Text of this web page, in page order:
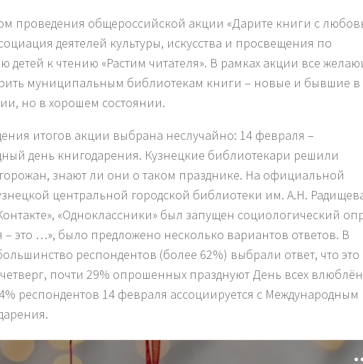
проведения общероссийской акции «Дарите книги с
деятелей культуры, искусства и просвещения по
детей к чтению «Растим читателя». В рамках акции все
муниципальным библиотекам книги – новые и бывшие в
но в хорошем состоянии.
итогов акции выбрана неслучайно: 14 февраля –
день книгодарения. Кузнецкие библиотекари решили
знают ли они о таком празднике. На официальной
центральной городской библиотеки им. А.Н.
«Одноклассники» был запущен социологический
– это …», было предложено несколько вариантов ответов. В
респондентов (более 62%) выбрали ответ, что это
почти 29% опрошенных празднуют День всех
респондентов 14 февраля ассоциируется с Международным